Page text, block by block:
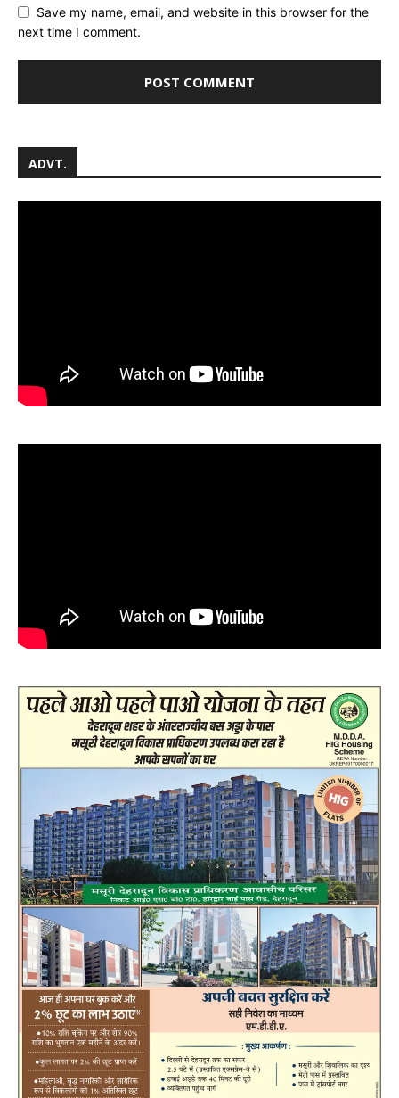
Save my name, email, and website in this browser for the
next time I comment.
ADVT.